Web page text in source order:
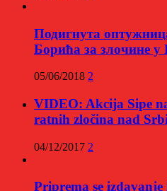
Подигнута
Борића за злочине
05/06/2018 2
VIDEO: Akcija Sipe
ratnih zločina nad
04/12/2017 2
Priprema se